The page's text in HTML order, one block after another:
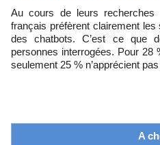
Au cours de leurs recherches et navigation, les internautes
français préfèrent clairement les
deschatbots. C’est ce que
personnes interrogées. Pour 28
seulement 25 % n’apprécient
A